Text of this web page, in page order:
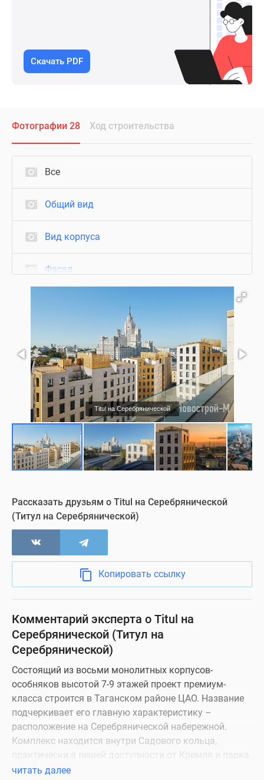
Скачать PDF
Фотографии 28 Ход строительства
Titul на Серебрянической
Все
Общий вид
Вид корпуса
Фасад
Благоустройство
Холл
Паркинг
Рассказать друзьям о Titul на Серебрянической
(Титул на Серебрянической)
Копировать ссылку
Комментарий эксперта о Titul на
Серебрянической (Титул на
Серебрянической)
Состоящий из восьми монолитных корпусов-
особняков высотой 7-9 этажей проект премиум-
класса строится в Таганском районе ЦАО. Название
подчеркивает его главную характеристику –
расположение на Серебрянической набережной.
Комплекс находится внутри Садового кольца,
практически в пешей доступности от Кремля и парка
«Зарядье» (1,5 км). Таким образом, его транспортную
читать далее